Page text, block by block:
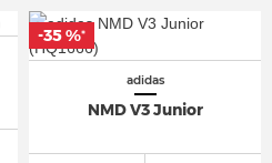
adidas
NMD V3 Junior
-35 %*